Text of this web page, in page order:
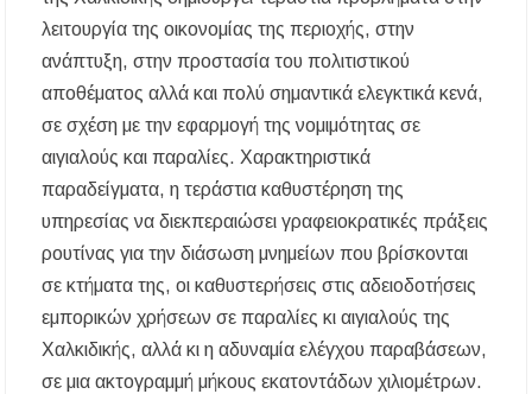
λειτουργία της οικονομίας της περιοχής, στην
ανάπτυξη, στην προστασία του πολιτιστικού
αποθέματος αλλά και πολύ σημαντικά ελεγκτικά κενά,
σε σχέση με την εφαρμογή της νομιμότητας σε
αιγιαλούς και παραλίες. Χαρακτηριστικά
παραδείγματα, η τεράστια καθυστέρηση της
υπηρεσίας να διεκπεραιώσει γραφειοκρατικές πράξεις
ρουτίνας για την διάσωση μνημείων που βρίσκονται
σε κτήματα της, οι καθυστερήσεις στις αδειοδοτήσεις
εμπορικών χρήσεων σε παραλίες κι αιγιαλούς της
Χαλκιδικής, αλλά κι η αδυναμία ελέγχου παραβάσεων,
σε μια ακτογραμμή μήκους εκατοντάδων χιλιομέτρων.